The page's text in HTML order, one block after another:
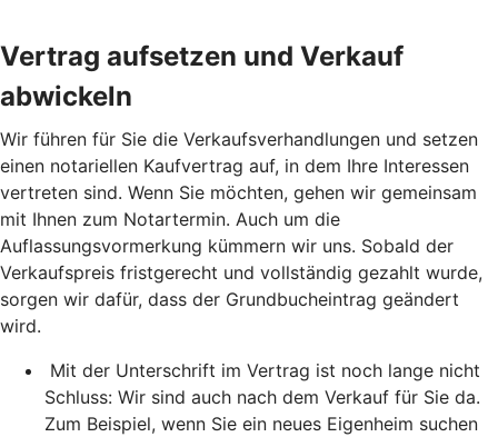
Vertrag aufsetzen und Verkauf
abwickeln
Wir führen für Sie die Verkaufsverhandlungen und setzen
einen notariellen Kaufvertrag auf, in dem Ihre Interessen
vertreten sind. Wenn Sie möchten, gehen wir gemeinsam
mit Ihnen zum Notartermin. Auch um die
Auflassungsvormerkung kümmern wir uns. Sobald der
Verkaufspreis fristgerecht und vollständig gezahlt wurde,
sorgen wir dafür, dass der Grundbucheintrag geändert
wird.
Mit der Unterschrift im Vertrag ist noch lange nicht
Schluss: Wir sind auch nach dem Verkauf für Sie da.
Zum Beispiel, wenn Sie ein neues Eigenheim suchen